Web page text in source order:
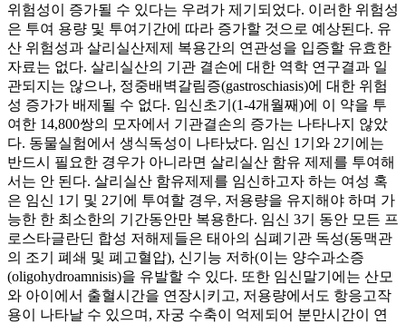
위험성이 증가될 수 있다는 우려가 제기되었다. 이러한 위험성
은 투여 용량 및 투여기간에 따라 증가할 것으로 예상된다. 유
산 위험성과 살리실산제제 복용간의 연관성을 입증할 유효한
자료는 없다. 살리실산의 기관 결손에 대한 역학 연구결과 일
관되지는 않으나, 정중배벽갈림증(gastroschiasis)에 대한 위험
성 증가가 배제될 수 없다. 임신초기(1-4개월째)에 이 약을 투
여한 14,800쌍의 모자에서 기관결손의 증가는 나타나지 않았
다. 동물실험에서 생식독성이 나타났다. 임신 1기와 2기에는
반드시 필요한 경우가 아니라면 살리실산 함유 제제를 투여해
서는 안 된다. 살리실산 함유제제를 임신하고자 하는 여성 혹
은 임신 1기 및 2기에 투여할 경우, 저용량을 유지해야 하며 가
능한 한 최소한의 기간동안만 복용한다. 임신 3기 동안 모든 프
로스타글란딘 합성 저해제들은 태아의 심폐기관 독성(동맥관
의 조기 폐쇄 및 폐고혈압), 신기능 저하(이는 양수과소증
(oligohydroamnisis)을 유발할 수 있다. 또한 임신말기에는 산모
와 아이에서 출혈시간을 연장시키고, 저용량에서도 항응고작
용이 나타날 수 있으며, 자궁 수축이 억제되어 분만시간이 연